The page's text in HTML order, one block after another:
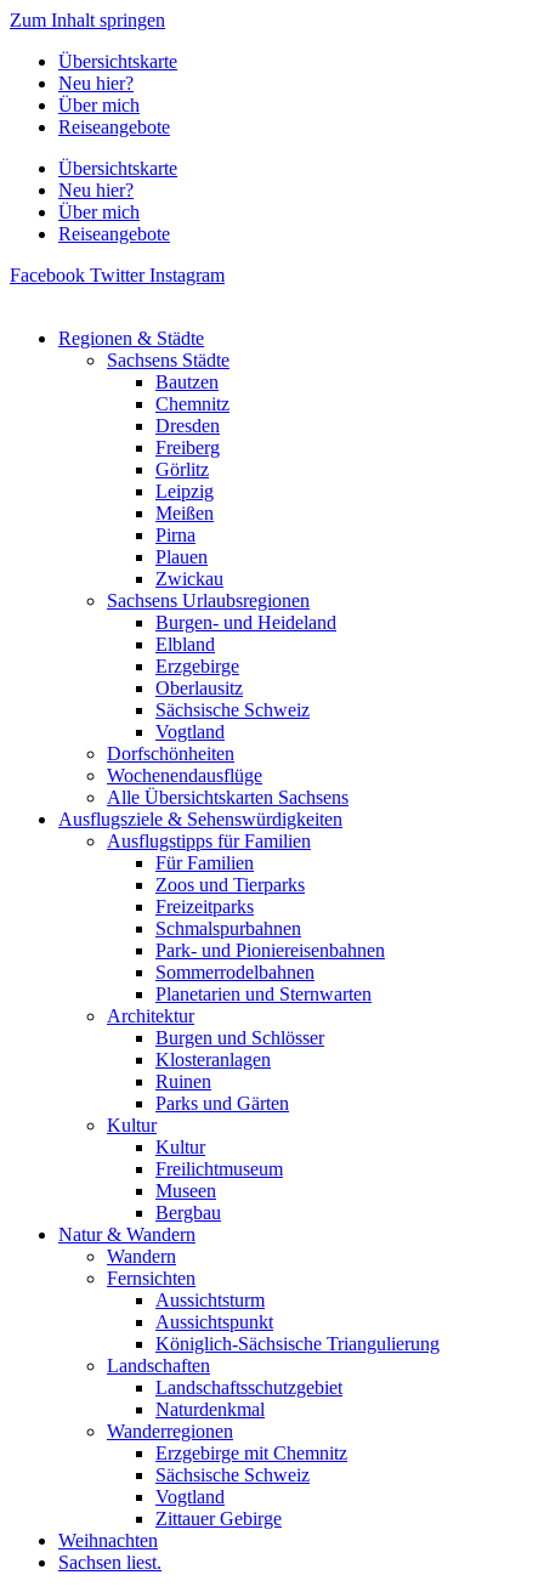
Zum Inhalt springen
Übersichtskarte
Neu hier?
Über mich
Reiseangebote
Übersichtskarte
Neu hier?
Über mich
Reiseangebote
Facebook Twitter Instagram
Regionen & Städte
Sachsens Städte
Bautzen
Chemnitz
Dresden
Freiberg
Görlitz
Leipzig
Meißen
Pirna
Plauen
Zwickau
Sachsens Urlaubsregionen
Burgen- und Heideland
Elbland
Erzgebirge
Oberlausitz
Sächsische Schweiz
Vogtland
Dorfschönheiten
Wochenendausflüge
Alle Übersichtskarten Sachsens
Ausflugsziele & Sehenswürdigkeiten
Ausflugstipps für Familien
Für Familien
Zoos und Tierparks
Freizeitparks
Schmalspurbahnen
Park- und Pioniereisenbahnen
Sommerrodelbahnen
Planetarien und Sternwarten
Architektur
Burgen und Schlösser
Klosteranlagen
Ruinen
Parks und Gärten
Kultur
Kultur
Freilichtmuseum
Museen
Bergbau
Natur & Wandern
Wandern
Fernsichten
Aussichtsturm
Aussichtspunkt
Königlich-Sächsische Triangulierung
Landschaften
Landschaftsschutzgebiet
Naturdenkmal
Wanderregionen
Erzgebirge mit Chemnitz
Sächsische Schweiz
Vogtland
Zittauer Gebirge
Weihnachten
Sachsen liest.